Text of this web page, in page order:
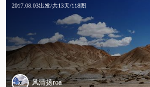
2017.08.03出发/共13天/118图
风清扬roa